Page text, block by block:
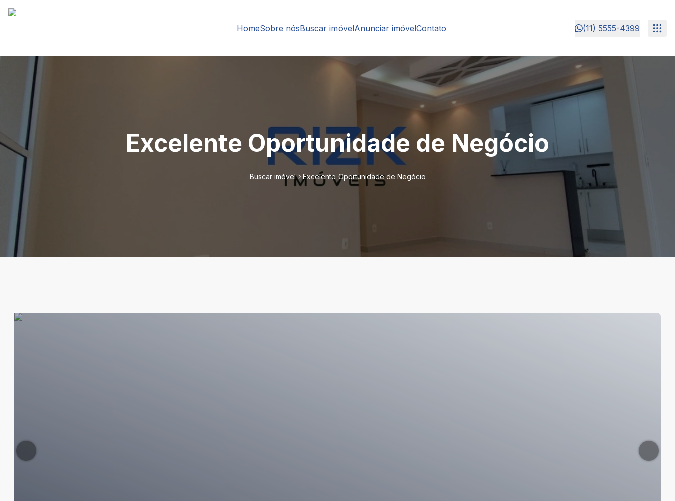
HomeSobre nósBuscar imóvelAnunciar imóvelContato (11) 5555-4399
Excelente Oportunidade de Negócio
Buscar imóvel Excelente Oportunidade de Negócio